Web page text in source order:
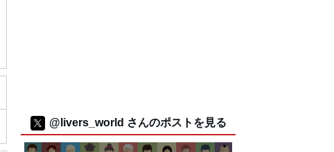
@livers_world さんのポストを見る